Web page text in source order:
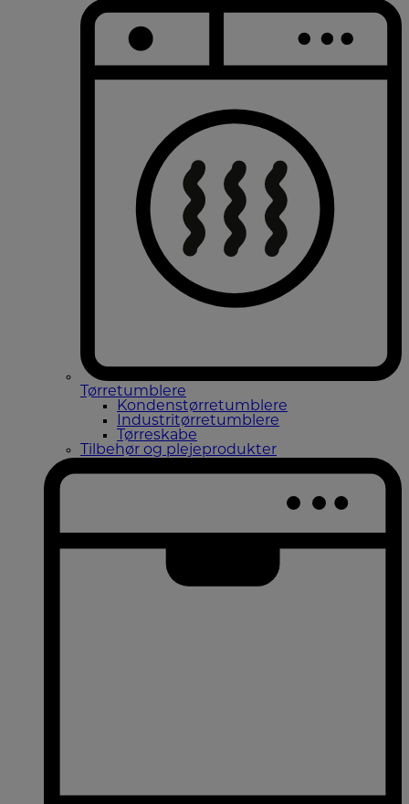
Tørretumblere
Kondenstørretumblere
Industritørretumblere
Tørreskabe
Tilbehør og plejeprodukter